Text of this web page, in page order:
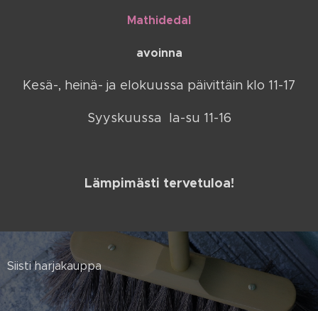
Mathidedal
avoinna
Kesä-, heinä- ja elokuussa päivittäin klo 11-17
Syyskuussa la-su 11-16
Lämpimästi tervetuloa!
Siisti harjakauppa